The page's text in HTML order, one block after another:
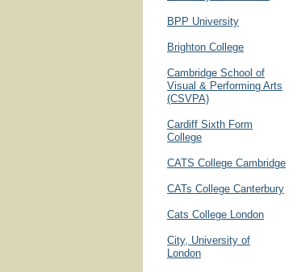
BPP University
Brighton College
Cambridge School of
Visual & Performing Arts
(CSVPA)
Cardiff Sixth Form
College
CATS College Cambridge
CATs College Canterbury
Cats College London
City, University of
London